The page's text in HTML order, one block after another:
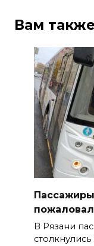
Вам
В Рязани